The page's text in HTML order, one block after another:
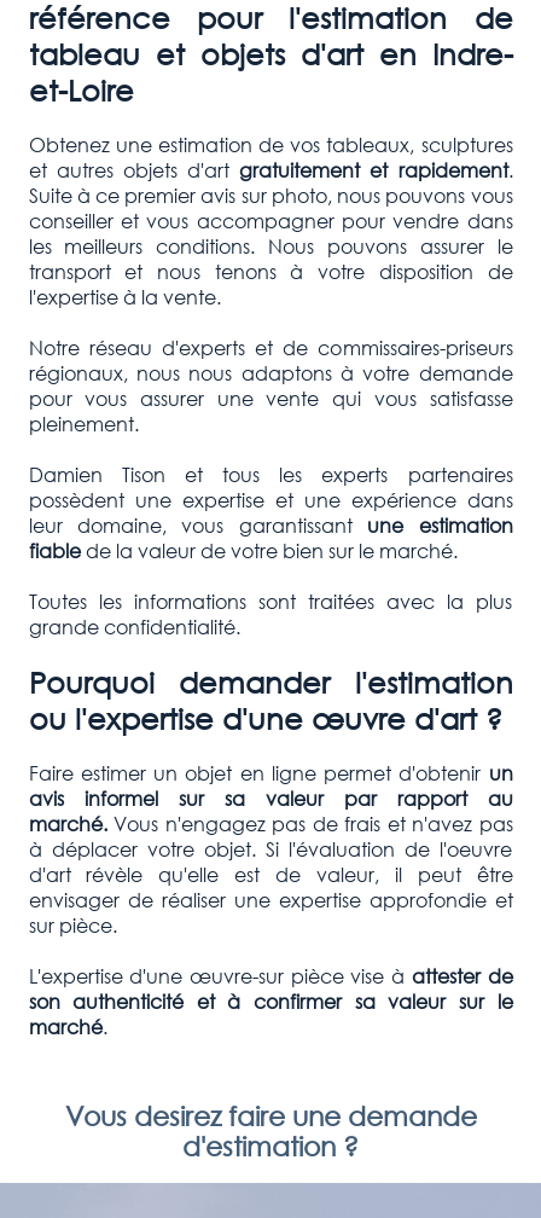
référence pour l'estimation de
tableau et objets d'art en Indre-
et-Loire
Obtenez une estimation de vos tableaux, sculptures
et autres objets d'art gratuitement et rapidement.
Suite à ce premier avis sur photo, nous pouvons vous
conseiller et vous accompagner pour vendre dans
les meilleurs conditions. Nous pouvons assurer le
transport et nous tenons à votre disposition de
l'expertise à la vente.
Notre réseau d'experts et de commissaires-priseurs
régionaux, nous nous adaptons à votre demande
pour vous assurer une vente qui vous satisfasse
pleinement.
Damien Tison et tous les experts partenaires
possèdent une expertise et une expérience dans
leur domaine, vous garantissantune estimation
fiablede la valeur de votre bien sur le marché.
Toutes les informations sont traitées avec la plus
grande confidentialité.
Pourquoi demander l'estimation
ou l'expertise d'une œuvre d'art ?
Faire estimer un objet en ligne permet d'obtenir un
avis informel sur sa valeur par rapport au
marché. Vous n'engagez pas de frais et n'avez pas
à déplacer votre objet. Si l'évaluation de l'oeuvre
d'art révèle qu'elle est de valeur, il peut être
envisager de réaliser une expertise approfondie et
sur pièce.
L'expertise d'une œuvre-sur pièce vise à attester de
son authenticité et à confirmer sa valeur sur le
marché.
Vous desirez faire une demande
d'estimation ?